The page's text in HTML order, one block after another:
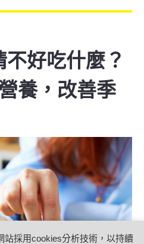
好吃什麼？
養，改善季
站採用cookies分析技術，以持續